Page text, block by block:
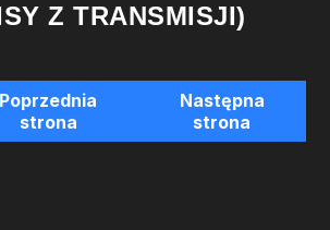
Z TRANSMISJI)
Poprzednia
strona
Następna
strona